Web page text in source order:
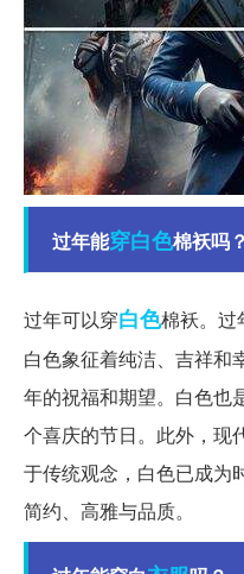
过年能穿白色棉袄吗？
过年可以穿白色棉袄。过
白色象征着纯洁、吉祥和
年的祝福和期望。白色也
个喜庆的节日。此外，现
于传统观念，白色已成为
简约、高雅与品质。